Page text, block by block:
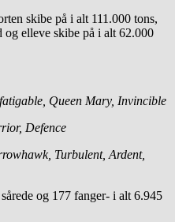
skibe på i alt 111.000 tons,
og elleve skibe på i alt 62.000
Queen Mary, Invincible
Defence
Turbulent, Ardent,
og 177 fanger- i alt 6.945